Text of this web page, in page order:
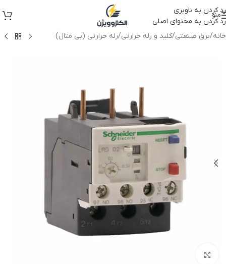
رد کردن به ناوبری
رد کردن به محتوای اصلی
منو
خانه/برق صنعتی/کلید و رله حرارتی/رله حرارتی (بی متال)